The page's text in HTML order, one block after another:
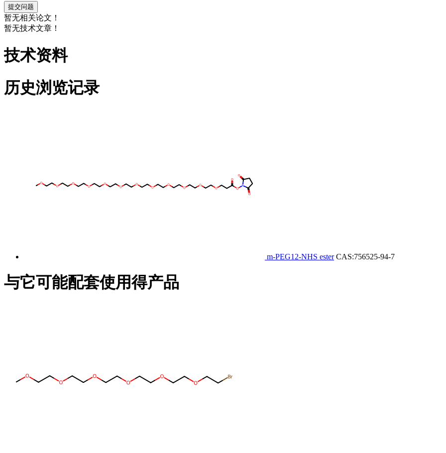
暂无相关论文！
暂无技术文章！
技术资料
历史浏览记录
m-PEG12-NHS ester CAS:756525-94-7
与它可能配套使用得产品